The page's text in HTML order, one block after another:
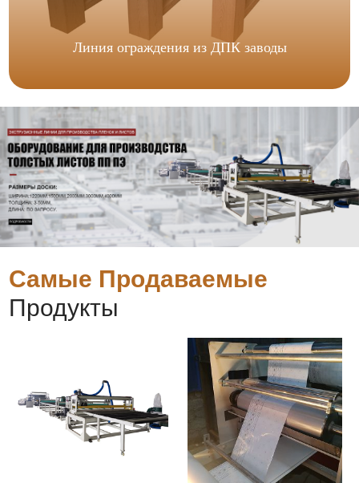
Линия ограждения из ДПК заводы
Самые Продаваемые
Продукты